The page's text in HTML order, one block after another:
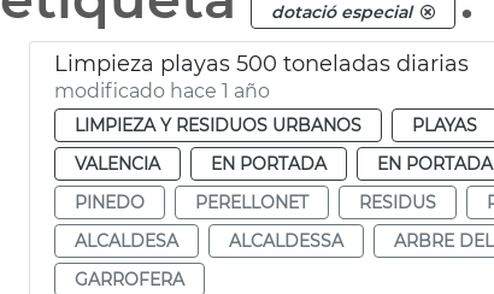
dotació especial
Limpieza playas 500 toneladas diarias
modificado hace 1 año
LIMPIEZA Y RESIDUOS URBANOS PLAYAS
VALENCIA
EN PORTADA EN
PINEDO
PERELLONET RESIDUS
ALCALDESA
ALCALDESSA ARBRE
GARROFERA